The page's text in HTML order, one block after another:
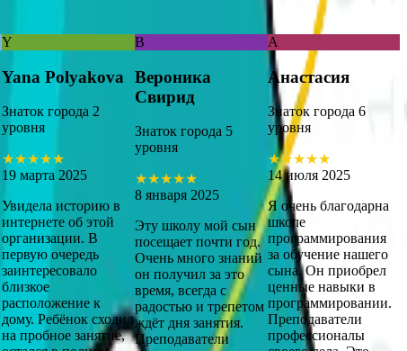
Y
Yana Polyakova
Знаток города 2
уровня
★★★★★
19 марта 2025
Увидела историю в
интернете об этой
организации. В
первую очередь
заинтересовало
близкое
расположение к
дому. Ребёнок сходил
на пробное занятие,
В
Вероника
Свирид
Знаток города 5
уровня
★★★★★
8 января 2025
Эту школу мой сын
посещает почти год.
Очень много знаний
он получил за это
время, всегда с
радостью и трепетом
ждёт дня занятия.
Преподаватели
А
Анастасия
Знаток города 6
уровня
★★★★★
14 июля 2025
Я очень благодарна
школе
программирования
за обучение нашего
сына. Он приобрел
ценные навыки в
программировании.
Преподаватели
профессионалы